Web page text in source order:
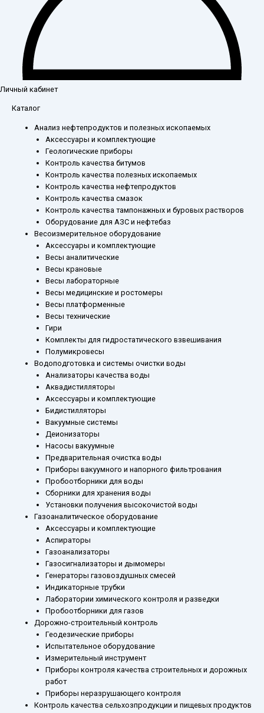
Личный кабинет
Каталог
Анализ нефтепродуктов и полезных ископаемых
Аксессуары и комплектующие
Геологические приборы
Контроль качества битумов
Контроль качества полезных ископаемых
Контроль качества нефтепродуктов
Контроль качества смазок
Контроль качества тампонажных и буровых растворов
Оборудование для АЗС и нефтебаз
Весоизмерительное оборудование
Аксессуары и комплектующие
Весы аналитические
Весы крановые
Весы лабораторные
Весы медицинские и ростомеры
Весы платформенные
Весы технические
Гири
Комплекты для гидростатического взвешивания
Полумикровесы
Водоподготовка и системы очистки воды
Анализаторы качества воды
Аквадистилляторы
Аксессуары и комплектующие
Бидистилляторы
Вакуумные системы
Деионизаторы
Насосы вакуумные
Предварительная очистка воды
Приборы вакуумного и напорного фильтрования
Пробоотборники для воды
Сборники для хранения воды
Установки получения высокочистой воды
Газоаналитическое оборудование
Аксессуары и комплектующие
Аспираторы
Газоанализаторы
Газосигнализаторы и дымомеры
Генераторы газовоздушных смесей
Индикаторные трубки
Лаборатории химического контроля и разведки
Пробоотборники для газов
Дорожно-строительный контроль
Геодезические приборы
Испытательное оборудование
Измерительный инструмент
Приборы контроля качества строительных и дорожных
работ
Приборы неразрушающего контроля
Контроль качества сельхозпродукции и пищевых продуктов